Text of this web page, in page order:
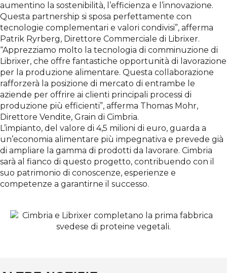
aumentino la sostenibilità, l’efficienza e l’innovazione.
Questa partnership si sposa perfettamente con
tecnologie complementari e valori condivisi”, afferma
Patrik Ryrberg, Direttore Commerciale di Librixer.
“Apprezziamo molto la tecnologia di comminuzione di
Librixer, che offre fantastiche opportunità di lavorazione
per la produzione alimentare. Questa collaborazione
rafforzerà la posizione di mercato di entrambe le
aziende per offrire ai clienti principali processi di
produzione più efficienti”, afferma Thomas Mohr,
Direttore Vendite, Grain di Cimbria.
L’impianto, del valore di 4,5 milioni di euro, guarda a
un’economia alimentare più impegnativa e prevede già
di ampliare la gamma di prodotti da lavorare. Cimbria
sarà al fianco di questo progetto, contribuendo con il
suo patrimonio di conoscenze, esperienze e
competenze a garantirne il successo.